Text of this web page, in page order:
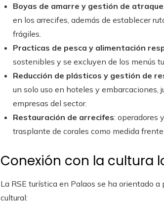
Boyas de amarre y gestión de atraque
en los arrecifes, además de establecer
frágiles.
Practicas de pesca y alimentación
sostenibles y se excluyen de los menús
Reducción de plásticos y gestión de
un solo uso en hoteles y
empresas del sector.
Restauración de arrecifes: operadores
trasplante de corales como medida
Conexión con la cultura
La RSE turística en Palaos se ha orientado
cultural: